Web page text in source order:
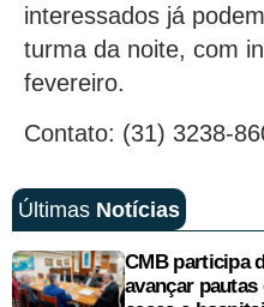
interessados já
turma da noite, com
fevereiro.
Contato: (31) 3238-
Últimas Notícias
CMB participa
avançar